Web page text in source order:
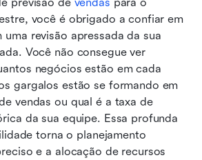
você é obrigado a confiar em
uma revisão apressada da sua
Você não consegue ver
negócios estão em cada
gargalos estão se formando em
vendas ou qual é a taxa de
da sua equipe. Essa profunda
torna o planejamento
e a alocação de recursos